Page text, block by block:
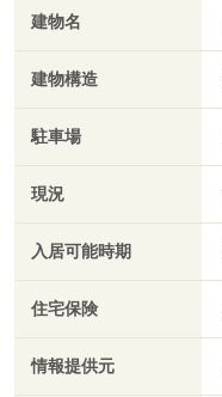
建物名
建物構造
駐車場
現況
入居可能時期
住宅保険
情報提供元